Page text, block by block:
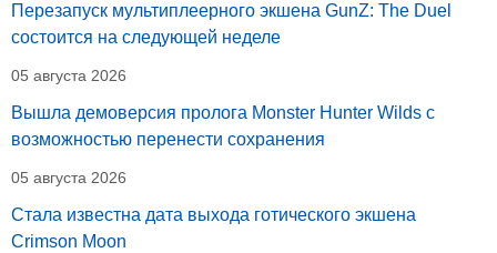
Перезапуск мультиплеерного экшена GunZ: The Duel
состоится на следующей неделе
05 августа 2026
Вышла демоверсия пролога Monster Hunter Wilds с
возможностью перенести сохранения
05 августа 2026
Стала известна дата выхода готического экшена
Crimson Moon